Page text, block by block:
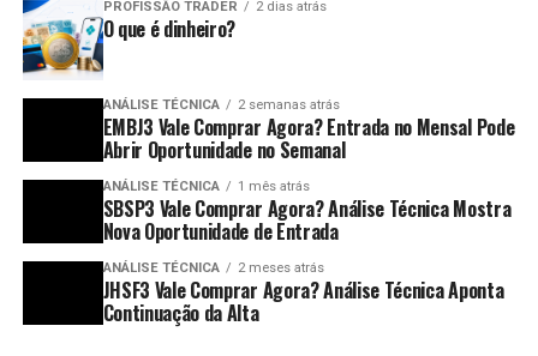
PROFISSÃO TRADER 2 dias atrás
O que é dinheiro?
ANÁLISE TÉCNICA 2 semanas atrás
EMBJ3 Vale Comprar Agora? Entrada no Mensal Pode
Abrir Oportunidade no Semanal
ANÁLISE TÉCNICA 1 mês atrás
SBSP3 Vale Comprar Agora? Análise Técnica Mostra
Nova Oportunidade de Entrada
ANÁLISE TÉCNICA 2 meses atrás
JHSF3 Vale Comprar Agora? Análise Técnica Aponta
Continuação da Alta